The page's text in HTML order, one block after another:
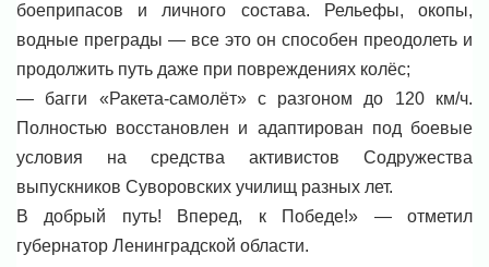
боеприпасов и личного состава. Рельефы, окопы,
водные преграды — все это он способен преодолеть и
продолжить путь даже при повреждениях колёс;
— багги «Ракета-самолёт» с разгоном до 120 км/ч.
Полностью восстановлен и адаптирован под боевые
условия на средства активистов Содружества
выпускников Суворовских училищ разных лет.
В добрый путь! Вперед, к Победе!» — отметил
губернатор Ленинградской области.